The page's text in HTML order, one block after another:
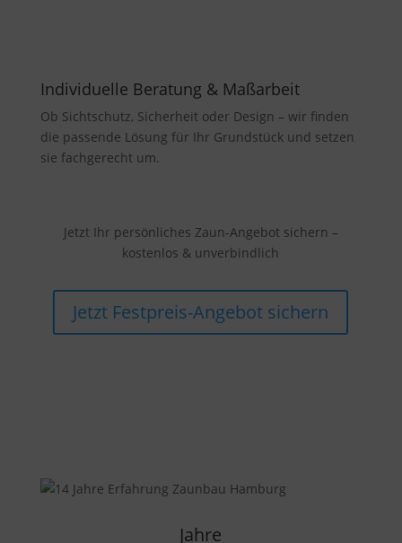
Individuelle Beratung & Maßarbeit
Ob Sichtschutz, Sicherheit oder Design – wir finden
die passende Lösung für Ihr Grundstück und setzen
sie fachgerecht um.
Jetzt Ihr persönliches Zaun-Angebot sichern –
kostenlos & unverbindlich
Jetzt Festpreis-Angebot sichern
Jahre